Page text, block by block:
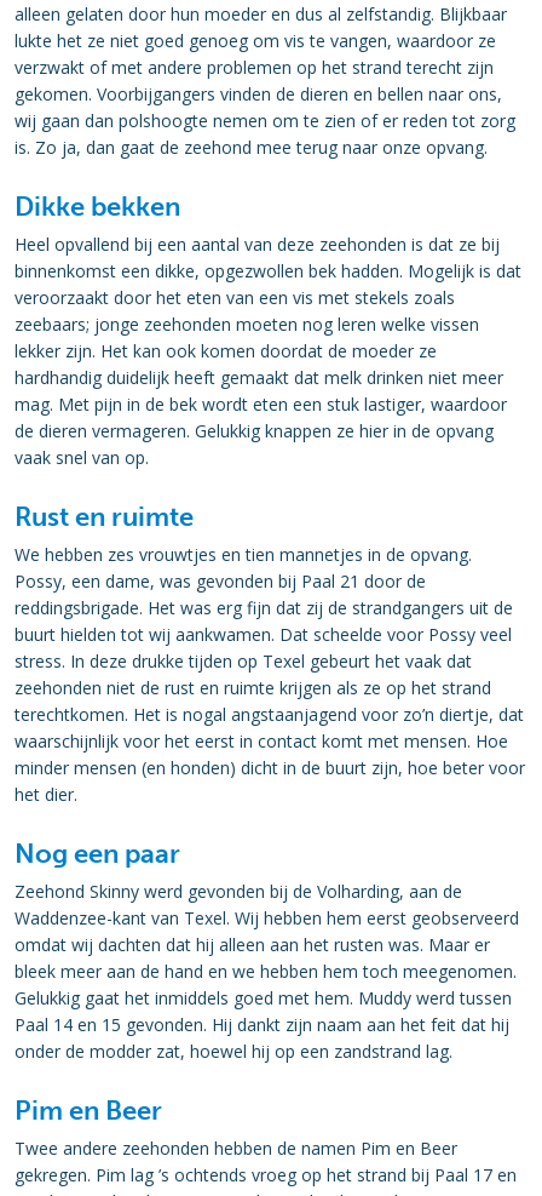
alleen gelaten door hun moeder en dus al zelfstandig. Blijkbaar
lukte het ze niet goed genoeg om vis te vangen, waardoor ze
verzwakt of met andere problemen op het strand terecht zijn
gekomen. Voorbijgangers vinden de dieren en bellen naar ons,
wij gaan dan polshoogte nemen om te zien of er reden tot zorg
is. Zo ja, dan gaat de zeehond mee terug naar onze opvang.
Dikke bekken
Heel opvallend bij een aantal van deze zeehonden is dat ze bij
binnenkomst een dikke, opgezwollen bek hadden. Mogelijk is dat
veroorzaakt door het eten van een vis met stekels zoals
zeebaars; jonge zeehonden moeten nog leren welke vissen
lekker zijn. Het kan ook komen doordat de moeder ze
hardhandig duidelijk heeft gemaakt dat melk drinken niet meer
mag. Met pijn in de bek wordt eten een stuk lastiger, waardoor
de dieren vermageren. Gelukkig knappen ze hier in de opvang
vaak snel van op.
Rust en ruimte
We hebben zes vrouwtjes en tien mannetjes in de opvang.
Possy, een dame, was gevonden bij Paal 21 door de
reddingsbrigade. Het was erg fijn dat zij de strandgangers uit de
buurt hielden tot wij aankwamen. Dat scheelde voor Possy veel
stress. In deze drukke tijden op Texel gebeurt het vaak dat
zeehonden niet de rust en ruimte krijgen als ze op het strand
terechtkomen. Het is nogal angstaanjagend voor zo’n diertje, dat
waarschijnlijk voor het eerst in contact komt met mensen. Hoe
minder mensen (en honden) dicht in de buurt zijn, hoe beter voor
het dier.
Nog een paar
Zeehond Skinny werd gevonden bij de Volharding, aan de
Waddenzee-kant van Texel. Wij hebben hem eerst geobserveerd
omdat wij dachten dat hij alleen aan het rusten was. Maar er
bleek meer aan de hand en we hebben hem toch meegenomen.
Gelukkig gaat het inmiddels goed met hem. Muddy werd tussen
Paal 14 en 15 gevonden. Hij dankt zijn naam aan het feit dat hij
onder de modder zat, hoewel hij op een zandstrand lag.
Pim en Beer
Twee andere zeehonden hebben de namen Pim en Beer
gekregen. Pim lag ’s ochtends vroeg op het strand bij Paal 17 en